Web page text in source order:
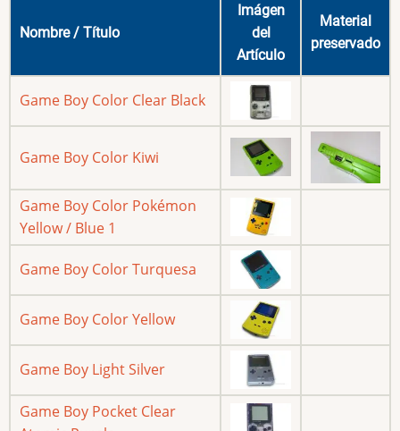
Nombre / Título
Imágen
del
Artículo
Material
preservado
Game Boy Color Clear Black
Game Boy Color Kiwi
Game Boy Color Pokémon
Yellow / Blue 1
Game Boy Color Turquesa
Game Boy Color Yellow
Game Boy Light Silver
Game Boy Pocket Clear